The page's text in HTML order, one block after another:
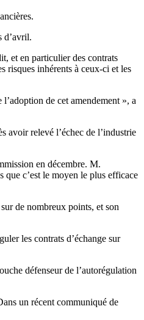
d’avril.
et en particulier des contrats
risques inhérents à ceux-ci et les
de cet amendement », a
avoir relevé l’échec de l’industrie
en décembre. M.
que c’est le moyen le plus efficace
de nombreux points, et son
les contrats d’échange sur
défenseur de l’autorégulation
un récent communiqué de